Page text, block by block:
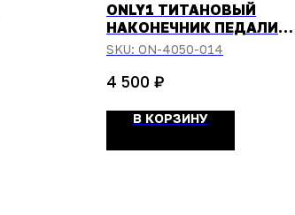
ONLY1 ТИТАНОВЫЙ
НАКОНЕЧНИК ПЕДАЛИ
ТОРМОЗА
SKU: ON-4050-014
4 500 ₽
В КОРЗИНУ